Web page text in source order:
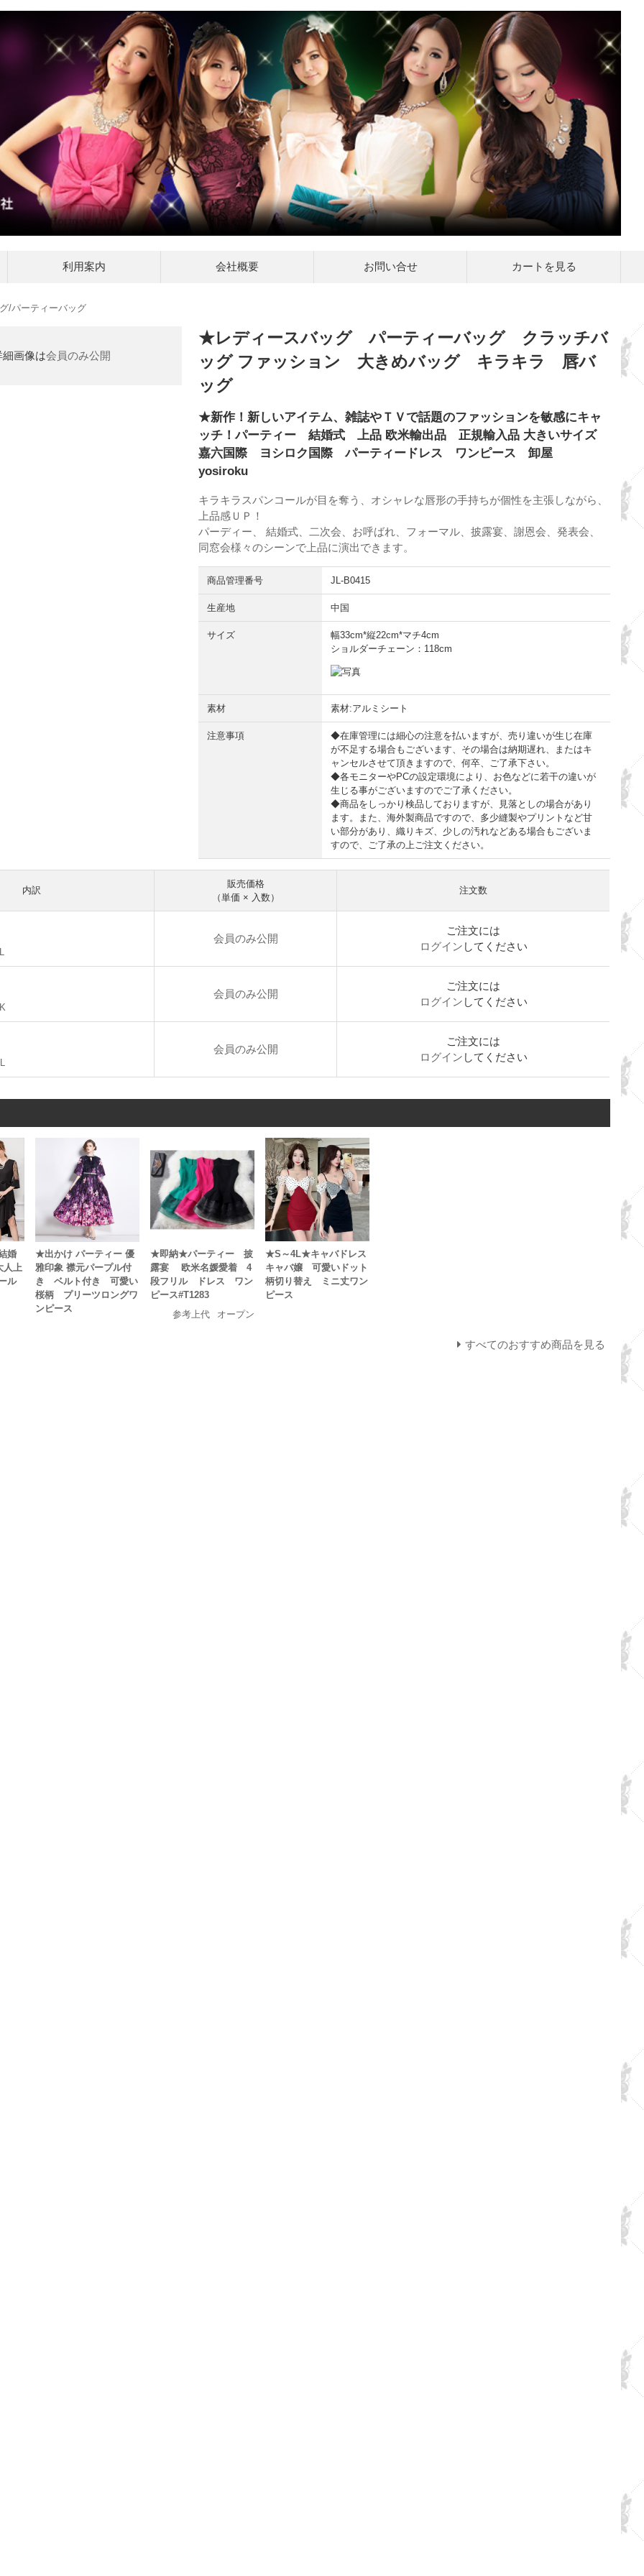
利用案内 会社概要 お問い合せ カートを見る
/パーティーバッグ
画像は会員のみ公開
★レディースバッグ パーティーバッグ クラッチバ
ッグ ファッション 大きめバッグ キラキラ 唇バ
ッグ
★新作！新しいアイテム、雑誌やＴＶで話題のファッションを敏感にキャ
ッチ！パーティー 結婚式 上品 欧米輸出品 正規輸入品 大きいサイズ
嘉六国際 ヨシロク国際 パーティードレス ワンピース 卸屋
yosiroku
キラキラスパンコールが目を奪う、オシャレな唇形の手持ちが個性を主張しながら、
上品感ＵＰ！
パーディー、 結婚式、二次会、お呼ばれ、フォーマル、披露宴、謝恩会、発表会、
同窓会様々のシーンで上品に演出できます。
商品管理番号 JL-B0415
生産地 中国
サイズ
幅33cm*縦22cm*マチ4cm
ショルダーチェーン：118cm
素材 素材:アルミシート
注意事項
◆在庫管理には細心の注意を払いますが、売り違いが生じ在庫
が不足する場合もございます、その場合は納期遅れ、またはキ
ャンセルさせて頂きますので、何卒、ご了承下さい。
◆各モニターやPCの設定環境により、お色などに若干の違いが
生じる事がございますのでご了承ください。
◆商品をしっかり検品しておりますが、見落としの場合があり
ます。また、海外製商品ですので、多少縫製やプリントなど甘
い部分があり、織りキズ、少しの汚れなどある場合もございま
すので、ご了承の上ご注文ください。
内訳
販売価格
（単価 × 入数）
注文数
会員のみ公開
ご注文には
ログイン してください
会員のみ公開
ご注文には
ログイン してください
会員のみ公開
ご注文には
ログイン してください
婚
人上
ル
★出かけ パーティー 優
雅印象 襟元パープル付
き ベルト付き 可愛い
桜柄 プリーツロングワ
ンピース
★即納★パーティー 披
露宴 欧米名媛愛着 4
段フリル ドレス ワン
ピース#T1283
参考上代
オープン
★S～4L★キャバドレス
キャバ嬢 可愛いドット
柄切り替え ミニ丈ワン
ピース
すべてのおすすめ商品を見る